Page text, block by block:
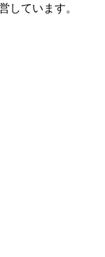
しています。